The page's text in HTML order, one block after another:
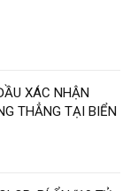
XÁC NHẬN
THẲNG TẠI BIỂN